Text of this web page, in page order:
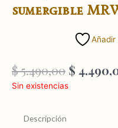
sumergible
Añadir
$5.490,00 El
precio
$
Sin existencias
Descripción